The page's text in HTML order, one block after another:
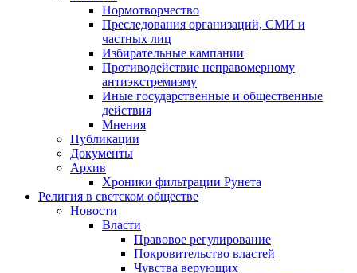
Нормотворчество
Преследования организаций, СМИ и
частных лиц
Избирательные кампании
Противодействие неправомерному
антиэкстремизму
Иные государственные и общественные
действия
Мнения
Публикации
Документы
Архив
Хроники фильтрации Рунета
Религия в светском обществе
Новости
Власти
Правовое регулирование
Покровительство властей
Чувства верующих